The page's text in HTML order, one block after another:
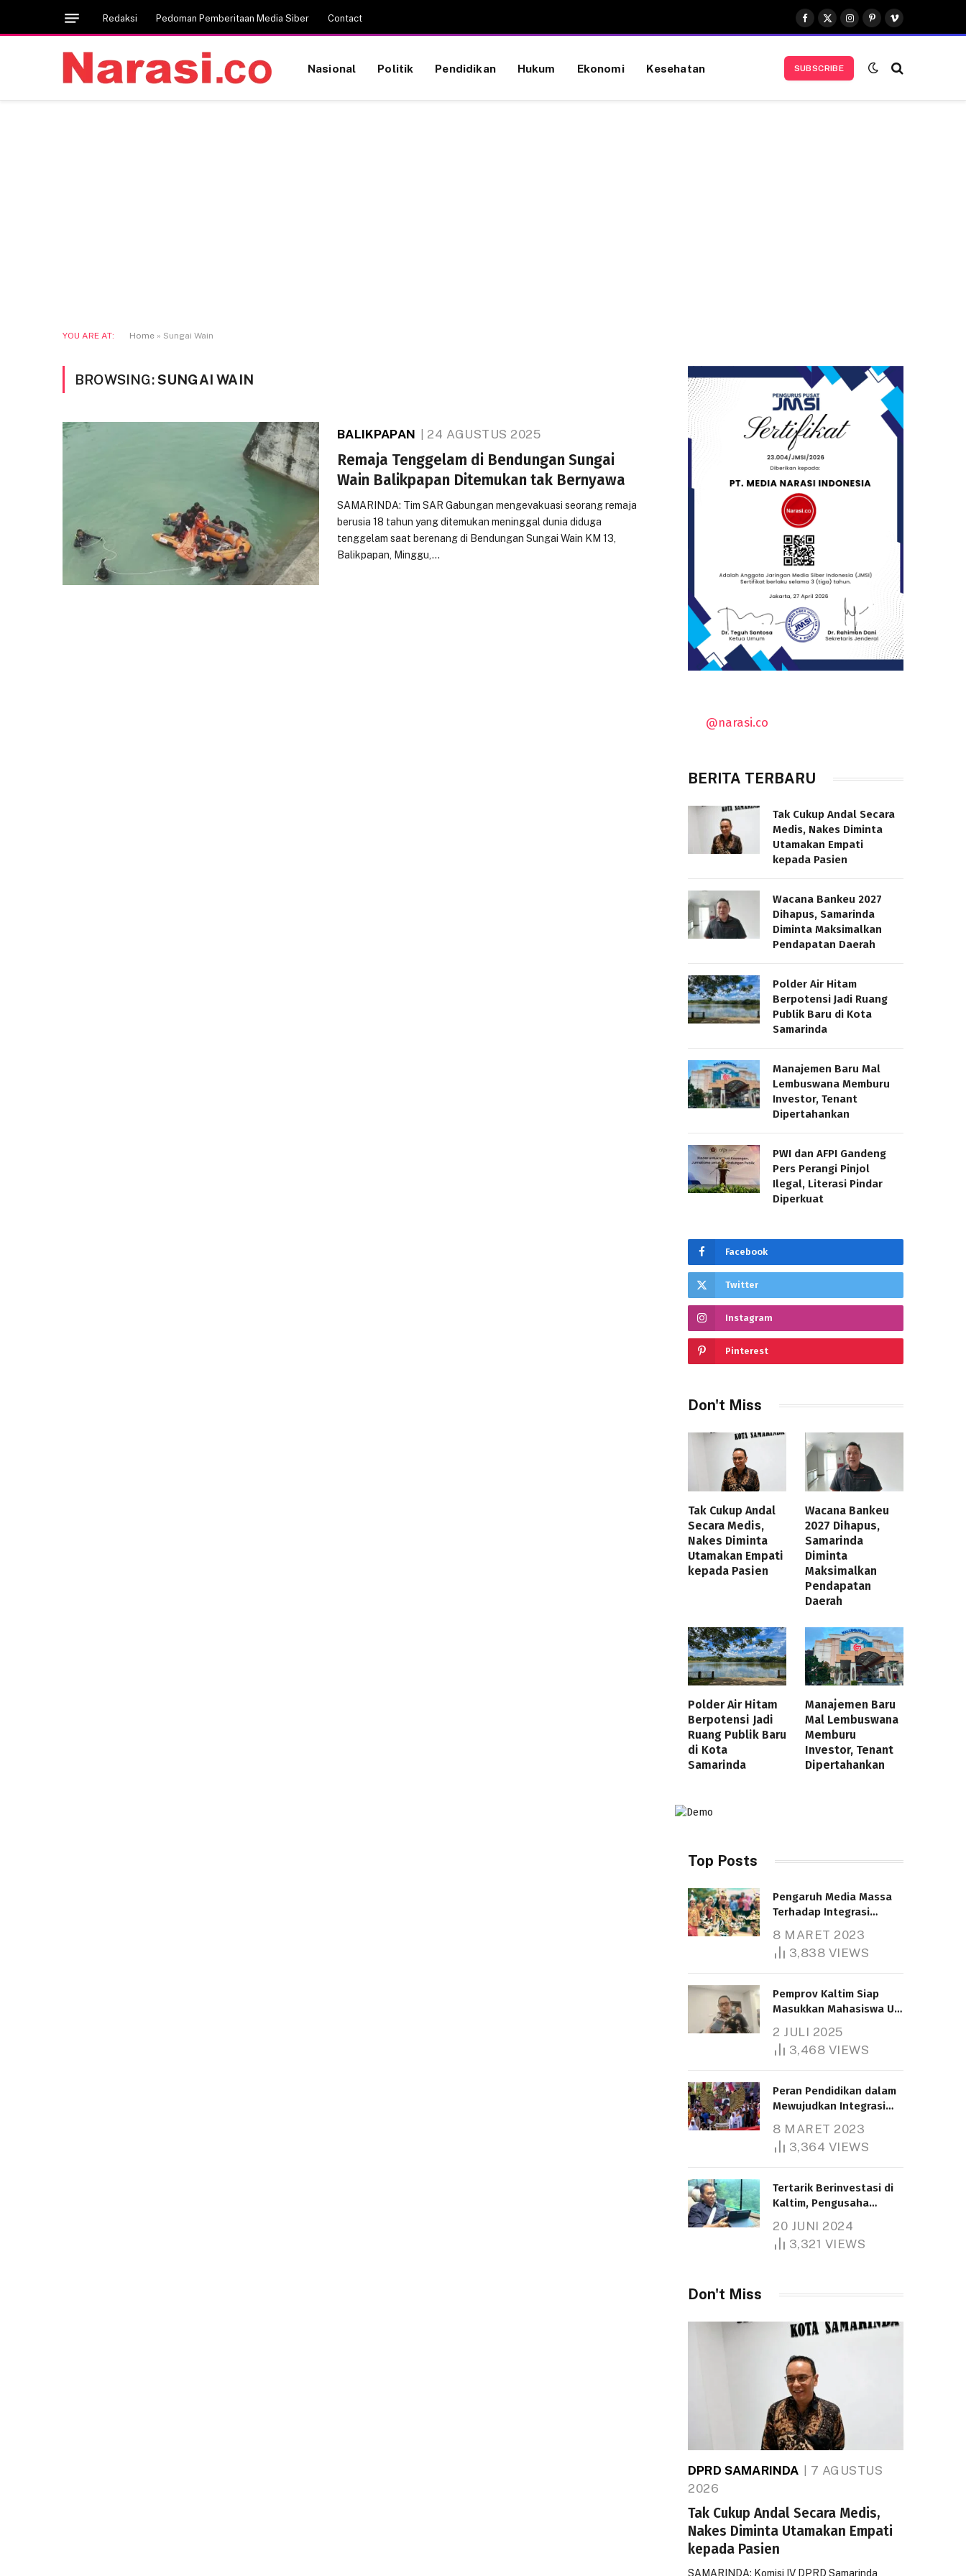
Redaksi Pedoman Pemberitaan Media Siber Contact
Facebook
X
(Twitter)
Instagram
Pinterest
Vimeo
Nasional Politik Pendidikan Hukum Ekonomi Kesehatan SUBSCRIBE
YOU ARE AT: Home » Sungai Wain
BROWSING:SUNGAI WAIN
BALIKPAPAN 24 AGUSTUS 2025
Remaja Tenggelam di Bendungan Sungai
Wain Balikpapan Ditemukan tak Bernyawa
SAMARINDA: Tim SAR Gabungan mengevakuasi seorang remaja
berusia 18 tahun yang ditemukan meninggal dunia diduga
tenggelam saat berenang di Bendungan Sungai Wain KM 13,
Balikpapan, Minggu,…
@narasi.co
BERITA TERBARU
Tak Cukup Andal Secara
Medis, Nakes Diminta
Utamakan Empati
kepada Pasien
Wacana Bankeu 2027
Dihapus, Samarinda
Diminta Maksimalkan
Pendapatan Daerah
Polder Air Hitam
Berpotensi Jadi Ruang
Publik Baru di Kota
Samarinda
Manajemen Baru Mal
Lembuswana Memburu
Investor, Tenant
Dipertahankan
PWI dan AFPI Gandeng
Pers Perangi Pinjol
Ilegal, Literasi Pindar
Diperkuat
Facebook
Twitter
Instagram
Pinterest
Don't Miss
Tak Cukup Andal
Secara Medis,
Nakes Diminta
Utamakan Empati
kepada Pasien
Wacana Bankeu
2027 Dihapus,
Samarinda
Diminta
Maksimalkan
Pendapatan
Daerah
Polder Air Hitam
Berpotensi Jadi
Ruang Publik Baru
di Kota
Samarinda
Manajemen Baru
Mal Lembuswana
Memburu
Investor, Tenant
Dipertahankan
Top Posts
Pengaruh Media Massa
Terhadap Integrasi
8 MARET 2023
3,838 VIEWS
Pemprov Kaltim Siap
Masukkan Mahasiswa UT
Bantuan Pendidikan
Gratispol
2 JULI 2025
3,468 VIEWS
Peran Pendidikan dalam
Mewujudkan Integrasi
8 MARET 2023
3,364 VIEWS
Tertarik Berinvestasi di
Kaltim, Pengusaha
1.000 Hektare
20 JUNI 2024
3,321 VIEWS
Don't Miss
DPRD SAMARINDA
7 AGUSTUS
2026
Tak Cukup Andal Secara Medis,
Nakes Diminta Utamakan Empati
kepada Pasien
SAMARINDA: Komisi IV DPRD Samarinda